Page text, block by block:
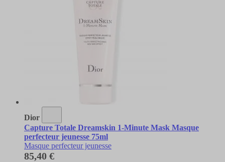
Dior
Capture Totale Dreamskin 1-Minute Mask Masque
perfecteur jeunesse 75ml
Masque perfecteur jeunesse
85,40 €